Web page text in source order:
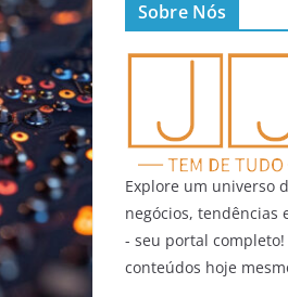
Sobre Nós
Explore um universo
negócios, tendências
- seu portal
conteúdos hoje